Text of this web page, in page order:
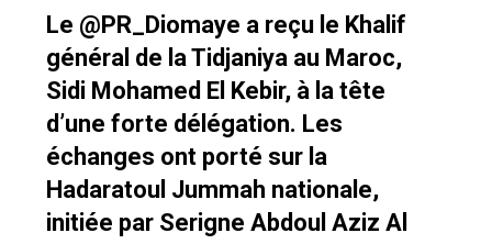
Le @PR_Diomaye a reçu le Khalif
général de la Tidjaniya au Maroc,
Sidi Mohamed El Kebir, à la tête
d’une forte délégation. Les
échanges ont porté sur la
Hadaratoul Jummah nationale,
initiée par Serigne Abdoul Aziz Al